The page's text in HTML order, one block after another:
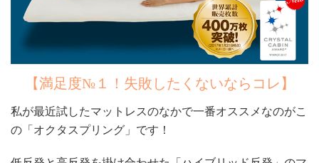
【満足度№１！失敗したくないならコレ】
私が最近試したマットレスのなかで一番オススメなのがこ
の「オクタスプリング」です！